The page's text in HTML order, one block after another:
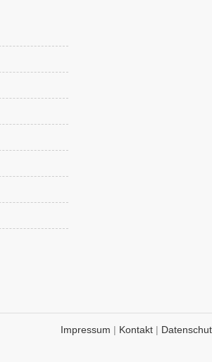
Impressum | Kontakt |